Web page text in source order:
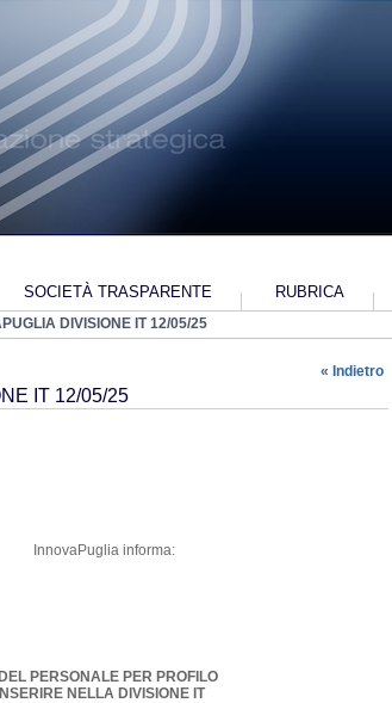
PIANO INDUSTRIALE 2018-2022
SOCIETÀ TRASPARENTE
ALTRI-CONTENUTI-DATI-ULTERIORI
RUBRICA
DIVISIONE IT 12/05/25
« Indietro
IT 12/05/25
InnovaPuglia informa:
PERSONALE PER PROFILO
NELLA DIVISIONE IT